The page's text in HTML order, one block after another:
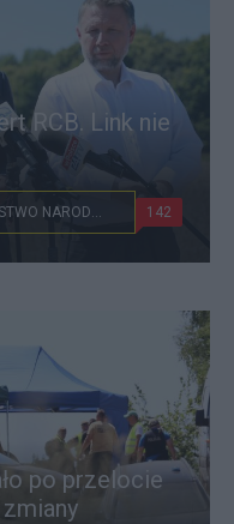
RCB. Link nie
BEZPIECZEŃSTWO NARODOWE 142
po przelocie